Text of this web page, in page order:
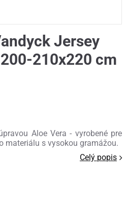
Jersey
210x220 cm
Aloe Vera - vyrobené pre
materiálu s vysokou gramážou.
Celý popis